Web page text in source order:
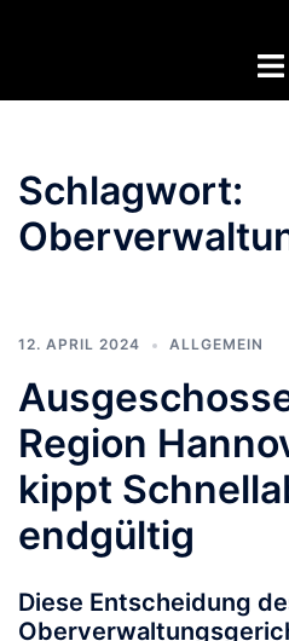
Schlagwort:
12. APRIL 2024 ALLGEMEIN
Region
kippt
endgültig
Diese Entscheidung